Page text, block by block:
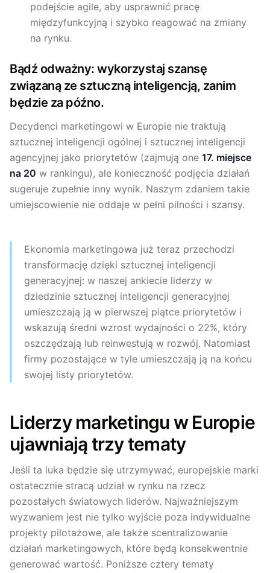
podejście agile, aby usprawnić pracę
międzyfunkcyjną i szybko reagować na zmiany
na rynku.
Bądź odważny: wykorzystaj szansę
związaną ze sztuczną inteligencją, zanim
będzie za późno.
Decydenci marketingowi w Europie nie traktują
sztucznej inteligencji ogólnej i sztucznej inteligencji
agencyjnej jako priorytetów (zajmują one 17. miejsce
na 20 w rankingu), ale konieczność podjęcia działań
sugeruje zupełnie inny wynik. Naszym zdaniem takie
umiejscowienie nie oddaje w pełni pilności i szansy.
Ekonomia marketingowa już teraz przechodzi
transformację dzięki sztucznej inteligencji
generacyjnej: w naszej ankiecie liderzy w
dziedzinie sztucznej inteligencji generacyjnej
umieszczają ją w pierwszej piątce priorytetów i
wskazują średni wzrost wydajności o 22%, który
oszczędzają lub reinwestują w rozwój. Natomiast
firmy pozostające w tyle umieszczają ją na końcu
swojej listy priorytetów.
Liderzy marketingu w Europie
ujawniają trzy tematy
Jeśli ta luka będzie się utrzymywać, europejskie marki
ostatecznie stracą udział w rynku na rzecz
pozostałych światowych liderów. Najważniejszym
wyzwaniem jest nie tylko wyjście poza indywidualne
projekty pilotażowe, ale także scentralizowanie
działań marketingowych, które będą konsekwentnie
generować wartość. Poniższe cztery tematy